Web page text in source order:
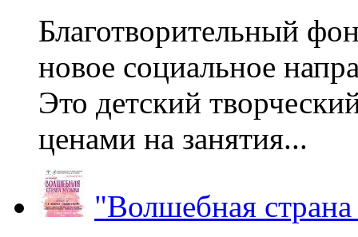
Благотворительный
новое социальное
Это детский
ценами на занятия...
"Волшебная